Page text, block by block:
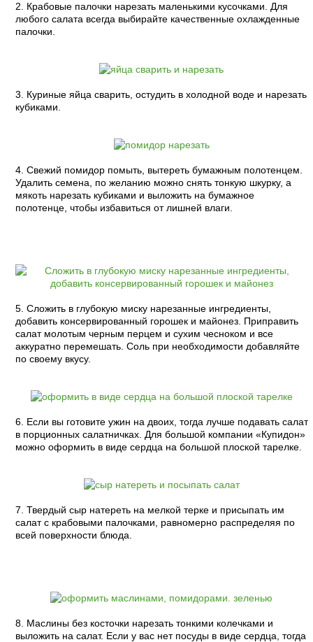
2. Крабовые палочки нарезать маленькими кусочками. Для
любого салата всегда выбирайте качественные охлажденные
палочки.
3. Куриные яйца сварить, остудить в холодной воде и нарезать
кубиками.
4. Свежий помидор помыть, вытереть бумажным полотенцем.
Удалить семена, по желанию можно снять тонкую шкурку, а
мякоть нарезать кубиками и выложить на бумажное
полотенце, чтобы избавиться от лишней влаги.
5. Сложить в глубокую миску нарезанные ингредиенты,
добавить консервированный горошек и майонез. Приправить
салат молотым черным перцем и сухим чесноком и все
аккуратно перемешать. Соль при необходимости добавляйте
по своему вкусу.
6. Если вы готовите ужин на двоих, тогда лучше подавать салат
в порционных салатничках. Для большой компании «Купидон»
можно оформить в виде сердца на большой плоской тарелке.
7. Твердый сыр натереть на мелкой терке и присыпать им
салат с крабовыми палочками, равномерно распределяя по
всей поверхности блюда.
8. Маслины без косточки нарезать тонкими колечками и
выложить на салат. Если у вас нет посуды в виде сердца, тогда